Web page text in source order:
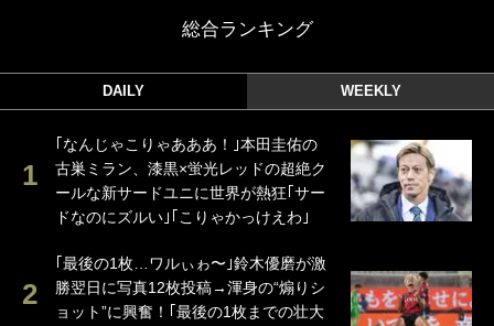
総合ランキング
DAILY WEEKLY
｢なんじゃこりゃあああ！｣本田圭佑の
古巣ミラン、漆黒×蛍光レッドの超絶ク
ールな新サードユニに世界が熱狂｢サー
ドなのにズルい｣｢こりゃかっけえわ｣
｢最後の1枚…ワルぃゎ〜｣鈴木優磨が激
勝翌日に写真12枚投稿→渾身の“煽りシ
ョット”に興奮！｢最後の1枚までの壮大